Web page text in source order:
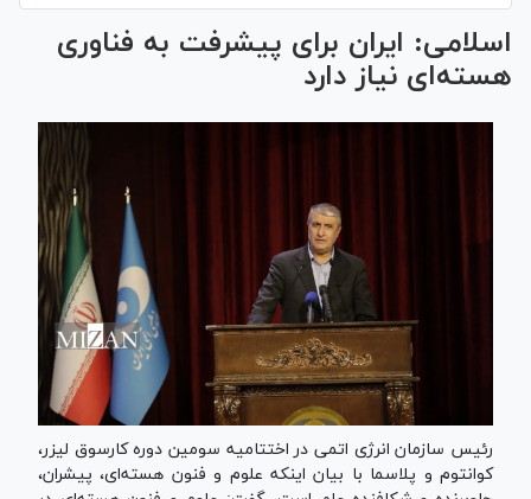
اسلامی: ایران برای پیشرفت به فناوری
هسته‌ای نیاز دارد
رئیس سازمان انرژی اتمی در اختتامیه سومین دوره کارسوق لیزر،
کوانتوم و پلاسما با بیان اینکه علوم و فنون هسته‌ای، پیشران،